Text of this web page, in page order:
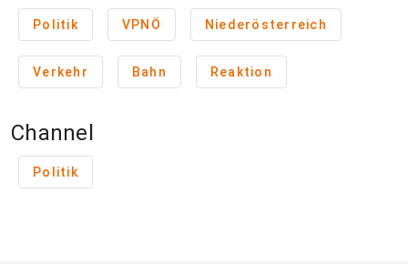
Politik VPNÖ Niederösterreich
Verkehr Bahn Reaktion
Channel
Politik